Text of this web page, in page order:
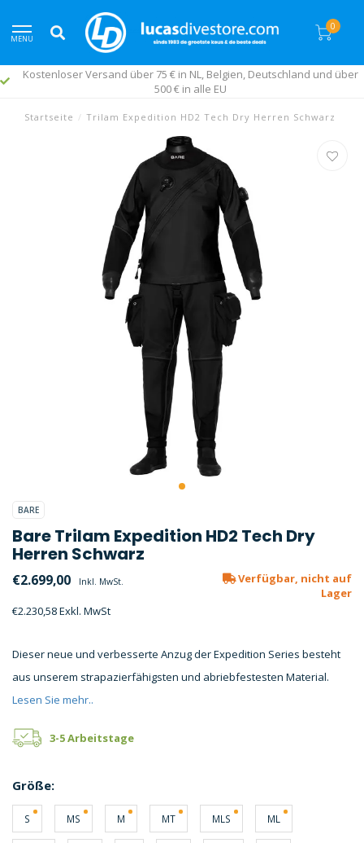
MENU
0
Kostenloser Versand über 75 € in NL, Belgien, Deutschland und über
500 € in alle EU
Startseite / Trilam Expedition HD2 Tech Dry Herren Schwarz
BARE
Bare Trilam Expedition HD2 Tech Dry
Herren Schwarz
€2.699,00 Inkl. MwSt.
€2.230,58 Exkl. MwSt
Verfügbar, nicht auf
Lager
Dieser neue und verbesserte Anzug der Expedition Series besteht
aus unserem strapazierfähigsten und abriebfestesten Material.
Lesen Sie mehr..
3-5 Arbeitstage
Größe:
S MS M MT MLS ML